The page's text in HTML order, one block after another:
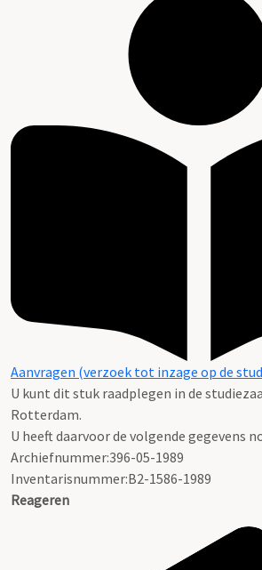
Aanvragen (verzoek tot inzage op de
U kunt dit stuk raadplegen in de
Rotterdam.
U heeft daarvoor de volgende gegevens
Archiefnummer:396-05-1989
Inventarisnummer:B2-1586-1989
Reageren